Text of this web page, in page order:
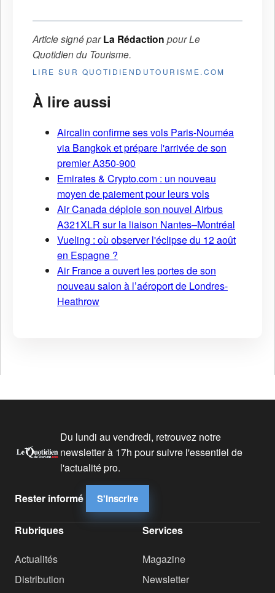
Article signé parLa Rédaction pourLe
Quotidien du Tourisme.
LIRE SUR QUOTIDIENDUTOURISME.COM
À lire aussi
Aircalin confirme ses vols Paris-Nouméa
via Bangkok et prépare l'arrivée de son
premier A350-900
Emirates & Crypto.com : un nouveau
moyen de paiement pour leurs vols
Air Canada déploie son nouvel Airbus
A321XLR sur la liaison Nantes–Montréal
Vueling : où observer l'éclipse du 12 août
en Espagne ?
Air France a ouvert les portes de son
nouveau salon à l’aéroport de Londres-
Heathrow
Du lundi au vendredi, retrouvez notre
newsletter à 17h pour suivre l'essentiel de
l'actualité pro.
Rester informé S'inscrire
Rubriques
Actualités
Distribution
Services
Magazine
Newsletter